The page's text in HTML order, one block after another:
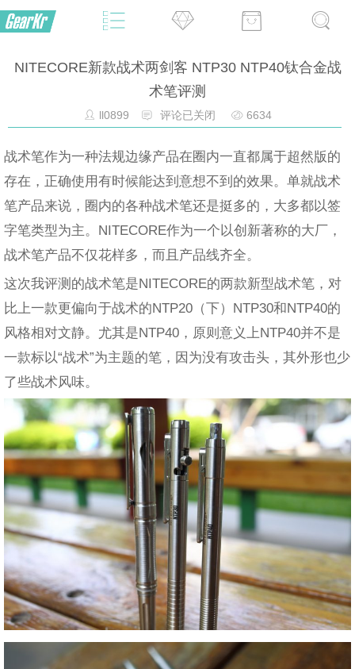
NITECORE新款战术两剑客 NTP30 NTP40钛合金战
术笔评测
ll0899 评论已关闭 6634
战术笔作为一种法规边缘产品在圈内一直都属于超然版的
存在，正确使用有时候能达到意想不到的效果。单就战术
笔产品来说，圈内的各种战术笔还是挺多的，大多都以签
字笔类型为主。NITECORE作为一个以创新著称的大厂，
战术笔产品不仅花样多，而且产品线齐全。
这次我评测的战术笔是NITECORE的两款新型战术笔，对
比上一款更偏向于战术的NTP20（下）NTP30和NTP40的
风格相对文静。尤其是NTP40，原则意义上NTP40并不是
一款标以“战术”为主题的笔，因为没有攻击头，其外形也少
了些战术风味。